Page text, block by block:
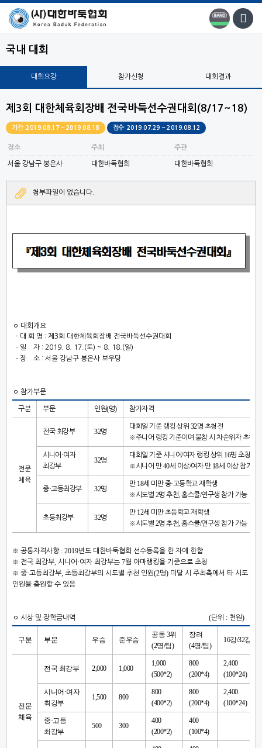
국내 대회
대회요강 참가신청 대회결과
제3회 대한체육회장배 전국바둑선수권대회(8/17~18)
기간: 2019.08.17 ~ 2019.08.18 접수: 2019.07.29 ~ 2019.08.12
장소
서울 강남구 봉은사
주최
대한바둑협회
주관
대한바둑협회
첨부파일이 없습니다.
ㅇ 대회개요
- 대 회 명 : 제 3회 대한체육회장배 전국바둑선수권대회
- 일 자 : 2019. 8. 17.(토) ~ 8. 18.(일)
- 장 소 : 서울 강남구 봉은사 보우당
ㅇ 참가부문
구분 부문 인원(명) 참가자격
전문
체육
전국 최강부 32명
대회일 기준 랭킹 상위 32명 초청전
※주니어 랭킹 기준이며 불참 시 차순위자 초청
시니어 ·여자
최강부
32명
대회일 기준 시니어/여자 랭킹 상위 16명 초청전
※시니어 만40세 이상/여자 만 18세 이상 참가 가
중·고등최강부 32명
만 18세 미만 중·고등학교 재학생
※시도별 2명 추천,홈스쿨/연구생 참가 가능
초등최강부 32명
만 12세 미만 초등학교 재학생
※시도별 2명 추천,홈스쿨/연구생 참가 가능
※ 공통자격사항 : 2019년도 대한바둑협회 선수등록을 한 자에 한함
※ 전국 최강부, 시니어 ·여자 최강부는 7월 아마랭킹을 기준으로 초청
※ 중·고등최강부, 초등최강부의 시도별 추천 인원(2명) 미달 시 주최측에서 타 시도
인원을 충원할 수 있음
ㅇ 시상 및 장학금내역 (단위 : 천원)
구분 부문 우승 준우승
공동 3위
(2명/팀)
장려
(4명/팀)
16강/32강
전문
체육
전국 최강부 2,000 1,000
1,000
(500*2)
800
(200*4)
2,400
(100*24)
시니어 ·여자
최강부
1,500 800
800
(400*2)
800
(200*4)
2,400
(100*24)
중·고등
최강부
500 300
400
(200*2)
400
(100*4)